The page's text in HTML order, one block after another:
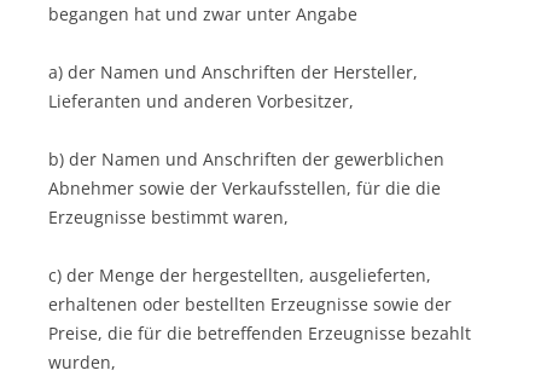
begangen hat und zwar unter Angabe
a) der Namen und Anschriften der Hersteller,
Lieferanten und anderen Vorbesitzer,
b) der Namen und Anschriften der gewerblichen
Abnehmer sowie der Verkaufsstellen, für die die
Erzeugnisse bestimmt waren,
c) der Menge der hergestellten, ausgelieferten,
erhaltenen oder bestellten Erzeugnisse sowie der
Preise, die für die betreffenden Erzeugnisse bezahlt
wurden,